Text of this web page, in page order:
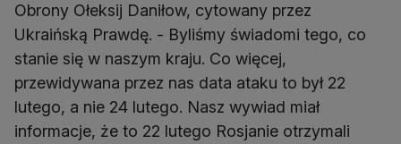
Obrony Ołeksij Daniłow, cytowany przez
Ukraińską Prawdę. - Byliśmy świadomi tego, co
stanie się w naszym kraju. Co więcej,
przewidywana przez nas data ataku to był 22
lutego, a nie 24 lutego. Nasz wywiad miał
informacje, że to 22 lutego Rosjanie otrzymali